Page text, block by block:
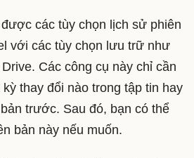
các tùy chọn lịch sử phiên
với các tùy chọn lưu trữ như
Các công cụ này chỉ cần
thay đổi nào trong tập tin hay
trước. Sau đó, bạn có thể
bản này nếu muốn.